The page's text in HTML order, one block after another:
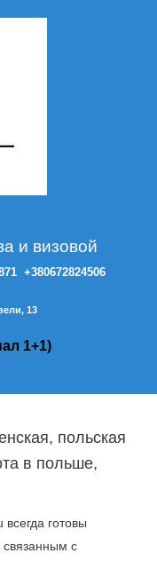
и визовой
+380672824506
13
1+1)
польская
в польше,
готовы
связанным с